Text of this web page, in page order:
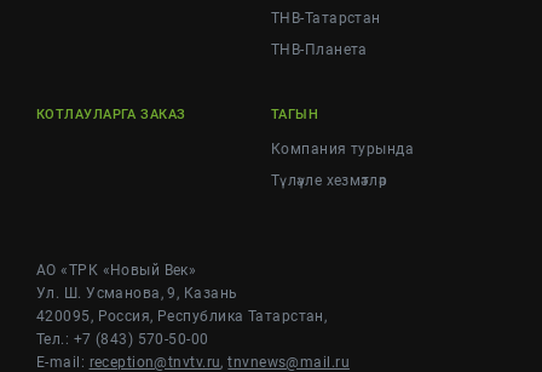
ТНВ-Татарстан
ТНВ-Планета
КОТЛАУЛАРГА ЗАКАЗ ТАГЫН
Компания турында
Түләүле хезмәтләр
АО «ТРК «Новый Век»
Ул. Ш. Усманова, 9, Казань
420095, Россия, Республика Татарстан,
Тел.: +7 (843) 570-50-00
E-mail: reception@tnvtv.ru,tnvnews@mail.ru